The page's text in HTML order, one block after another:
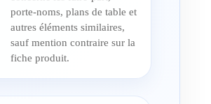
porte-noms, plans de table et
autres éléments similaires,
sauf mention contraire sur la
fiche produit.